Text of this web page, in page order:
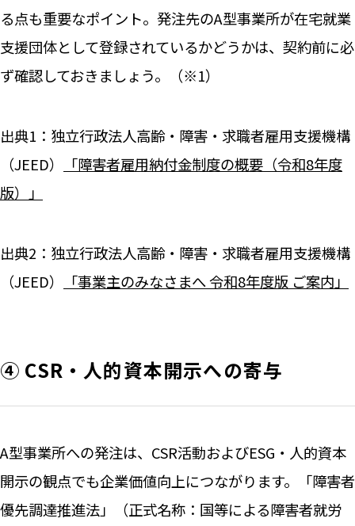
る点も重要なポイント。発注先のA型事業所が在宅就業
支援団体として登録されているかどうかは、契約前に必
ず確認しておきましょう。（※1）
出典1：独立行政法人高齢・障害・求職者雇用支援機構
（JEED）
「障害者雇用納付金制度の概要（令和8年度
版）」
出典2：独立行政法人高齢・障害・求職者雇用支援機構
（JEED）
「事業主のみなさまへ 令和8年度版 ご案内」
④ CSR・人的資本開示への寄与
A型事業所への発注は、CSR活動およびESG・人的資本
開示の観点でも企業価値向上につながります。「障害者
優先調達推進法」（正式名称：国等による障害者就労